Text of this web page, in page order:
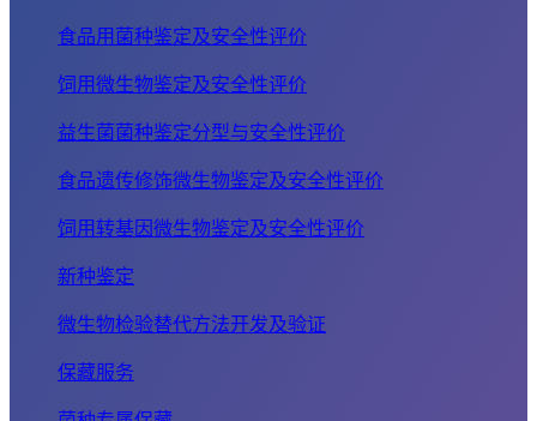
食品用菌种鉴定及安全性评价
饲用微生物鉴定及安全性评价
益生菌菌种鉴定分型与安全性评价
食品遗传修饰微生物鉴定及安全性评价
饲用转基因微生物鉴定及安全性评价
新种鉴定
微生物检验替代方法开发及验证
保藏服务